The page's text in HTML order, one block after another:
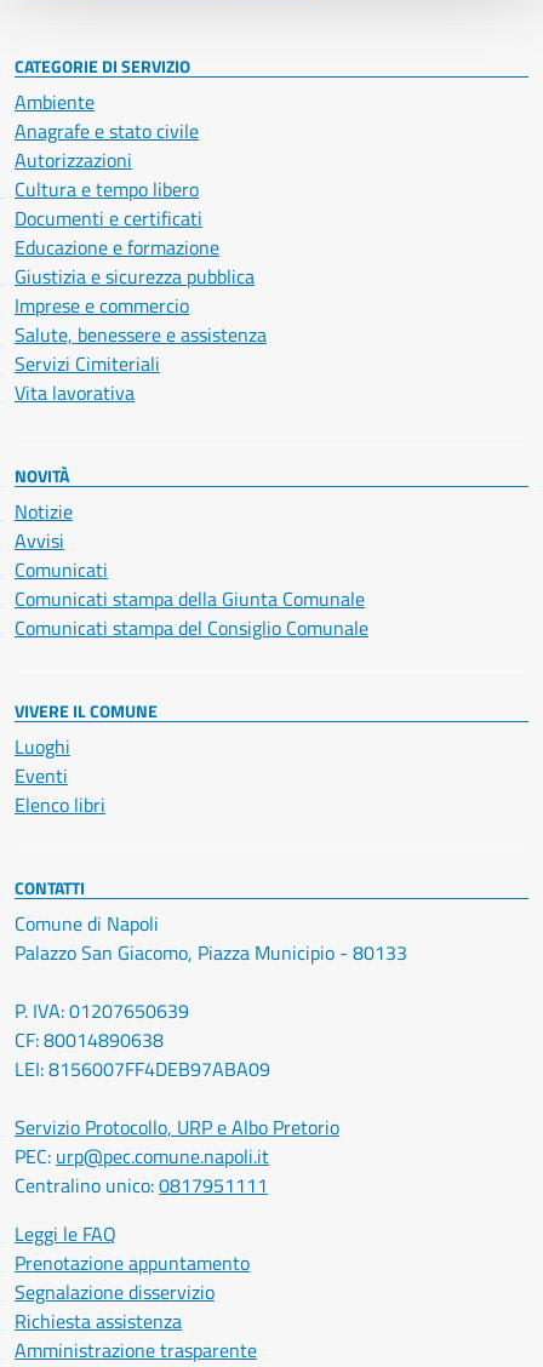
CATEGORIE DI SERVIZIO
Ambiente
Anagrafe e stato civile
Autorizzazioni
Cultura e tempo libero
Documenti e certificati
Educazione e formazione
Giustizia e sicurezza pubblica
Imprese e commercio
Salute, benessere e assistenza
Servizi Cimiteriali
Vita lavorativa
NOVITÀ
Notizie
Avvisi
Comunicati
Comunicati stampa della Giunta Comunale
Comunicati stampa del Consiglio Comunale
VIVERE IL COMUNE
Luoghi
Eventi
Elenco libri
CONTATTI
Comune di Napoli
Palazzo San Giacomo, Piazza Municipio - 80133
P. IVA: 01207650639
CF: 80014890638
LEI: 8156007FF4DEB97ABA09
Servizio Protocollo, URP e Albo Pretorio
PEC: urp@pec.comune.napoli.it
Centralino unico:0817951111
Leggi le FAQ
Prenotazione appuntamento
Segnalazione disservizio
Richiesta assistenza
Amministrazione trasparente